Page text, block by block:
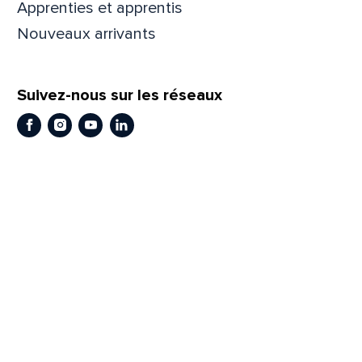
Apprenties et apprentis
Nouveaux arrivants
Suivez-nous sur les réseaux
Facebook
Instagram
YoutubeLinkedIn